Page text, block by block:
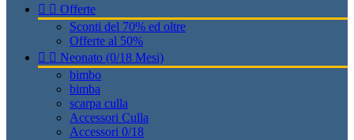
  Offerte
Sconti del 70% ed oltre
Offerte al 50%
  Neonato (0/18 Mesi)
bimbo
bimba
scarpa culla
Accessori Culla
Accessori 0/18